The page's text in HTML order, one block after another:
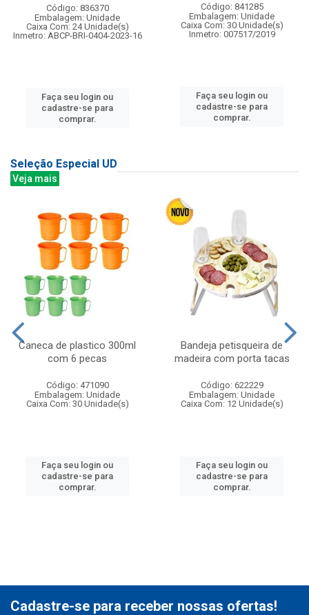
Código: 836370
Embalagem: Unidade
Caixa Com: 24 Unidade(s)
Inmetro: ABCP-BRI-0404-2023-16
Faça seu login ou
cadastre-se para
comprar.
Código: 841285
Embalagem: Unidade
Caixa Com: 30 Unidade(s)
Inmetro: 007517/2019
Faça seu login ou
cadastre-se para
comprar.
Seleção Especial UD
Veja mais
Caneca de plastico 300ml
com 6 pecas
Código: 471090
Embalagem: Unidade
Caixa Com: 30 Unidade(s)
Faça seu login ou
cadastre-se para
comprar.
Bandeja petisqueira de
madeira com porta tacas
Código: 622229
Embalagem: Unidade
Caixa Com: 12 Unidade(s)
Faça seu login ou
cadastre-se para
comprar.
Cadastre-se para receber nossas ofertas!